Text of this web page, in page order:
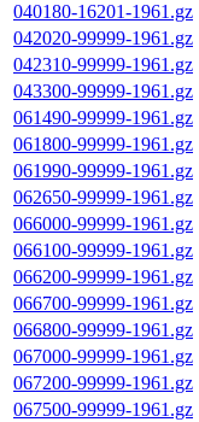
040180-16201-1961.gz
042020-99999-1961.gz
042310-99999-1961.gz
043300-99999-1961.gz
061490-99999-1961.gz
061800-99999-1961.gz
061990-99999-1961.gz
062650-99999-1961.gz
066000-99999-1961.gz
066100-99999-1961.gz
066200-99999-1961.gz
066700-99999-1961.gz
066800-99999-1961.gz
067000-99999-1961.gz
067200-99999-1961.gz
067500-99999-1961.gz